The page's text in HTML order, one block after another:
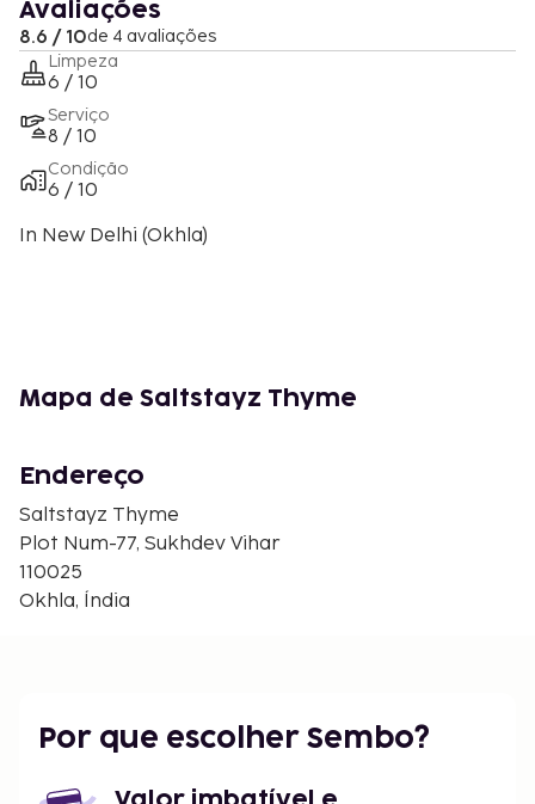
Avaliações
8.6 / 10de 4 avaliações
Limpeza
6 / 10
Serviço
8 / 10
Condição
6 / 10
In New Delhi (Okhla)
Mapa de Saltstayz Thyme
Endereço
Saltstayz Thyme
Plot Num-77, Sukhdev Vihar
110025
Okhla, Índia
Por que escolher Sembo?